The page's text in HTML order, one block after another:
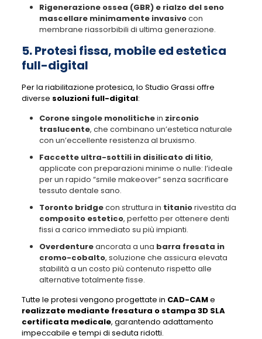
Rigenerazione ossea (GBR) e rialzo del seno
mascellare minimamente invasivocon
membrane riassorbibili di ultima generazione.
5. Protesi fissa, mobile ed estetica
full-digital
Per la riabilitazione protesica, lo Studio Grassi offre
diverse soluzioni full-digital:
Corone singole monolitichein zirconio
traslucente, che combinano un’estetica naturale
con un’eccellente resistenza al bruxismo.
Faccette ultra-sottili in disilicato di litio,
applicate con preparazioni minime o nulle: l’ideale
per un rapido “smile makeover” senza sacrificare
tessuto dentale sano.
Toronto bridgecon struttura in titaniorivestita da
composito estetico, perfetto per ottenere denti
fissi a carico immediato su più impianti.
Overdentureancorata a una barra fresata in
cromo-cobalto, soluzione che assicura elevata
stabilità a un costo più contenuto rispetto alle
alternative totalmente fisse.
Tutte le protesi vengono progettate in CAD-CAMe
realizzate mediante fresatura o stampa 3D SLA
certificata medicale, garantendo adattamento
impeccabile e tempi di seduta ridotti.